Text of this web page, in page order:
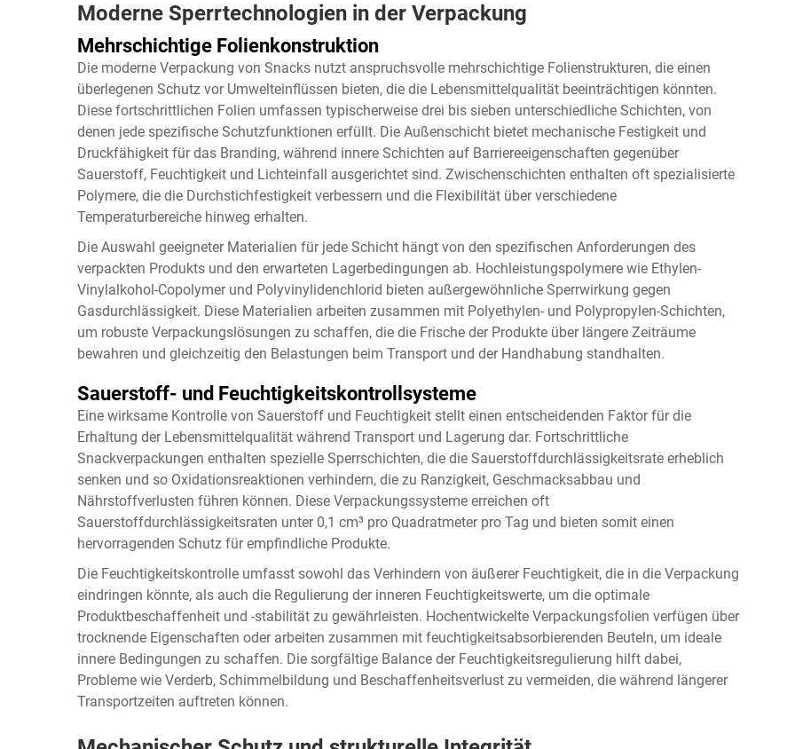
Moderne Sperrtechnologien in der Verpackung
Mehrschichtige Folienkonstruktion
Die moderne Verpackung von Snacks nutzt anspruchsvolle mehrschichtige Folienstrukturen, die einen
überlegenen Schutz vor Umwelteinflüssen bieten, die die Lebensmittelqualität beeinträchtigen könnten.
Diese fortschrittlichen Folien umfassen typischerweise drei bis sieben unterschiedliche Schichten, von
denen jede spezifische Schutzfunktionen erfüllt. Die Außenschicht bietet mechanische Festigkeit und
Druckfähigkeit für das Branding, während innere Schichten auf Barriereeigenschaften gegenüber
Sauerstoff, Feuchtigkeit und Lichteinfall ausgerichtet sind. Zwischenschichten enthalten oft spezialisierte
Polymere, die die Durchstichfestigkeit verbessern und die Flexibilität über verschiedene
Temperaturbereiche hinweg erhalten.
Die Auswahl geeigneter Materialien für jede Schicht hängt von den spezifischen Anforderungen des
verpackten Produkts und den erwarteten Lagerbedingungen ab. Hochleistungspolymere wie Ethylen-
Vinylalkohol-Copolymer und Polyvinylidenchlorid bieten außergewöhnliche Sperrwirkung gegen
Gasdurchlässigkeit. Diese Materialien arbeiten zusammen mit Polyethylen- und Polypropylen-Schichten,
um robuste Verpackungslösungen zu schaffen, die die Frische der Produkte über längere Zeiträume
bewahren und gleichzeitig den Belastungen beim Transport und der Handhabung standhalten.
Sauerstoff- und Feuchtigkeitskontrollsysteme
Eine wirksame Kontrolle von Sauerstoff und Feuchtigkeit stellt einen entscheidenden Faktor für die
Erhaltung der Lebensmittelqualität während Transport und Lagerung dar. Fortschrittliche
Snackverpackungen enthalten spezielle Sperrschichten, die die Sauerstoffdurchlässigkeitsrate erheblich
senken und so Oxidationsreaktionen verhindern, die zu Ranzigkeit, Geschmacksabbau und
Nährstoffverlusten führen können. Diese Verpackungssysteme erreichen oft
Sauerstoffdurchlässigkeitsraten unter 0,1 cm³ pro Quadratmeter pro Tag und bieten somit einen
hervorragenden Schutz für empfindliche Produkte.
Die Feuchtigkeitskontrolle umfasst sowohl das Verhindern von äußerer Feuchtigkeit, die in die Verpackung
eindringen könnte, als auch die Regulierung der inneren Feuchtigkeitswerte, um die optimale
Produktbeschaffenheit und -stabilität zu gewährleisten. Hochentwickelte Verpackungsfolien verfügen über
trocknende Eigenschaften oder arbeiten zusammen mit feuchtigkeitsabsorbierenden Beuteln, um ideale
innere Bedingungen zu schaffen. Die sorgfältige Balance der Feuchtigkeitsregulierung hilft dabei,
Probleme wie Verderb, Schimmelbildung und Beschaffenheitsverlust zu vermeiden, die während längerer
Transportzeiten auftreten können.